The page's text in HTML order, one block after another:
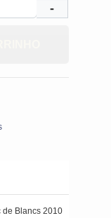
de Blancs 2010